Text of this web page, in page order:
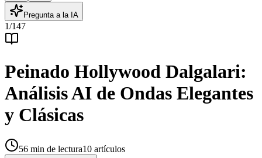
Pregunta a la IA
1/147
Peinado Hollywood Dalgalari:
Análisis AI de Ondas Elegantes
y Clásicas
56 min de lectura10 artículos